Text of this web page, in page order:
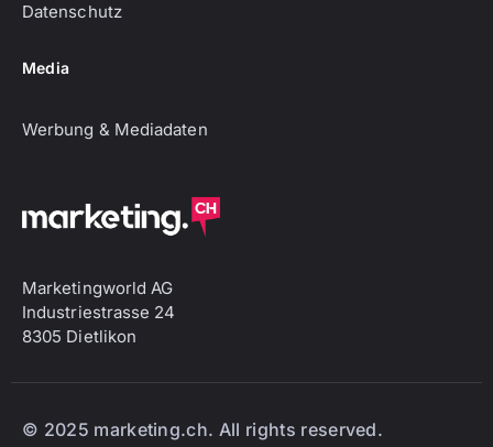
Datenschutz
Media
Werbung & Mediadaten
Marketingworld AG
Industriestrasse 24
8305 Dietlikon
© 2025 marketing.ch. All rights reserved.